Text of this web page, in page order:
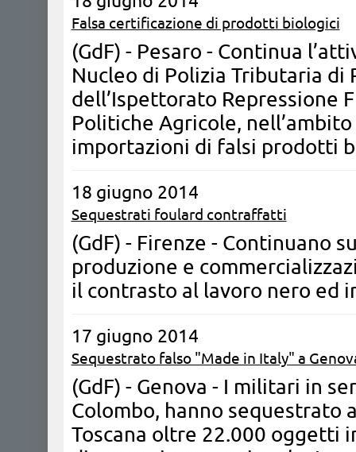
Falsa certificazione di prodotti biologici
(GdF) - Pesaro - ​Continua
Nucleo di Polizia Tributaria di
dell’Ispettorato Repressione
Politiche Agricole,
importazioni di falsi prodotti
18 giugno 2014
Sequestrati foulard contraffatti
(GdF) - Firenze - Continuano
produzione e
il contrasto al lavoro nero ed
17 giugno 2014
Sequestrato falso "Made in Italy" a
(GdF) - Genova - I militari in
Colombo, hanno sequestrato
Toscana oltre 22.000 oggetti